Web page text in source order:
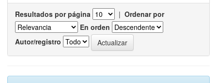
Resultados por página | Ordenar por
En orden
Autor/registro